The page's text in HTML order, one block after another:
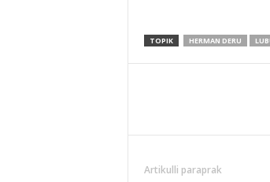
TOPIK HERMAN DERU
Artikulli paraprak